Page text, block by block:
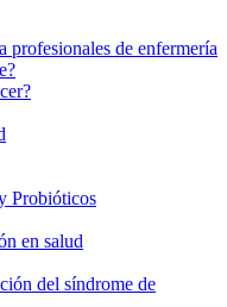
profesionales de enfermería
Probióticos
en salud
del síndrome de